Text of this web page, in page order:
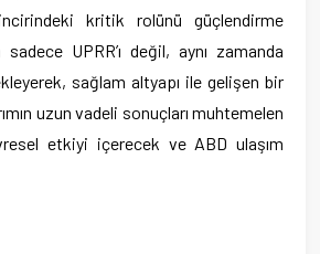
kritik rolünü güçlendirme
UPRR’ı değil, aynı zamanda
sağlam altyapı ile gelişen bir
uzun vadeli sonuçları muhtemelen
etkiyi içerecek ve ABD ulaşım